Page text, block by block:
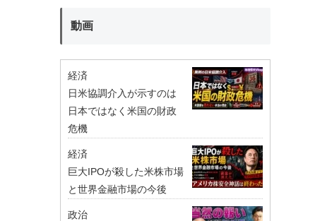
動画
経済
日米協調介入が示すのは
日本ではなく米国の財政
危機
経済
巨大IPOが殺した米株市場
と世界金融市場の今後
政治